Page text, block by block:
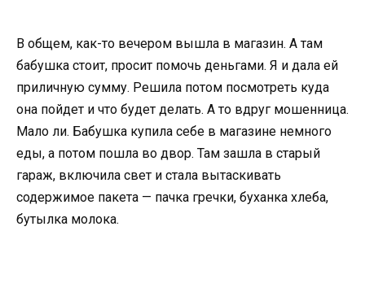
В общем, как-то вечером вышла в магазин. А там
бабушка стоит, просит помочь деньгами. Я и дала ей
приличную сумму. Решила потом посмотреть куда
она пойдет и что будет делать. А то вдруг мошенница.
Мало ли. Бабушка купила себе в магазине немного
еды, а потом пошла во двор. Там зашла в старый
гараж, включила свет и стала вытаскивать
содержимое пакета — пачка гречки, буханка хлеба,
бутылка молока.